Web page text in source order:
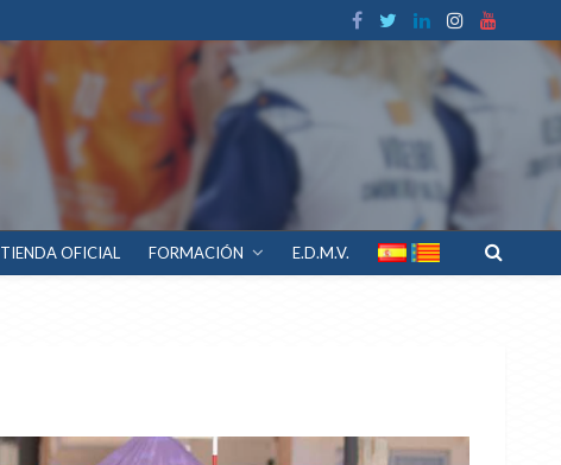
TIENDA OFICIAL FORMACIÓN E.D.M.V.